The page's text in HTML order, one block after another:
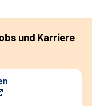
und Karriere